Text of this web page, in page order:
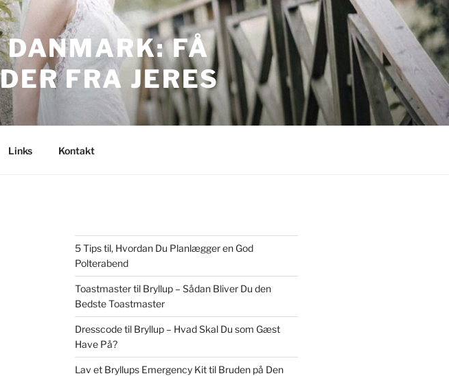
DANMARK: FÅ
FRA JERES
Links Kontakt
5 Tips til, Hvordan Du Planlægger en God
Polterabend
Toastmaster til Bryllup – Sådan Bliver Du den
Bedste Toastmaster
Dresscode til Bryllup – Hvad Skal Du som Gæst
Have På?
Lav et Bryllups Emergency Kit til Bruden på Den